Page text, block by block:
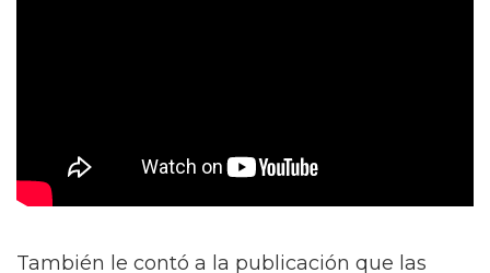
También le contó a la publicación que las